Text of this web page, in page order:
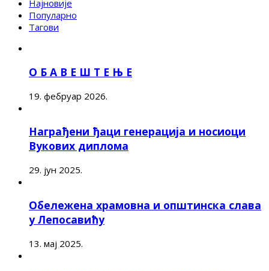
Најновије
Популарно
Тагови
О Б А В Е Ш Т Е Њ Е
19. фебруар 2026.
Награђени ђаци генерација и носиоци
Вукових диплома
29. јун 2025.
Обележена храмовна и општинска слава
у Лепосавићу
13. мај 2025.